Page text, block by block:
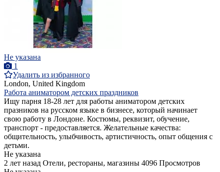
Не указана
1
Удалить из избранного
London, United Kingdom
Работа аниматором детских праздников
Ищу парня 18-28 лет для работы аниматором детских
празников на русском языке в бизнесе, который начинает
свою работу в Лондоне. Костюмы, реквизит, обучение,
транспорт - предоставляется. Желательные качества:
общительность, улыбчивость, артистичность, опыт общения с
детьми.
Не указана
2 лет назад Отели, рестораны, магазины 4096 Просмотров